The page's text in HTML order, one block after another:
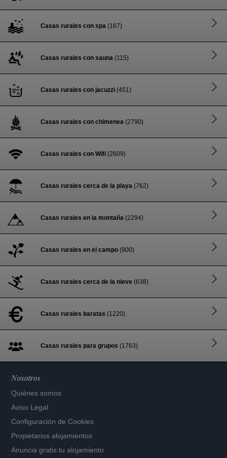
Casas rurales con spa (167)
Casas rurales con sauna (115)
Casas rurales con jacuzzi (451)
Casas rurales con chimenea (2790)
Casas rurales con Wifi (2609)
Casas rurales cerca de la playa (762)
Casas rurales en la montaña (2294)
Casas rurales en el campo (900)
Casas rurales cerca de la nieve (638)
Casas rurales baratas (1220)
Casas rurales para grupos (1763)
Nosotros
Quiénes somos
Aviso Legal
Configuración de Cookies
Propietarios alojamientos
Anuncia gratis tu alojamiento